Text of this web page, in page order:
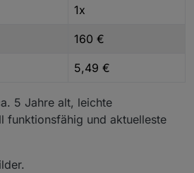
1x
160 €
5,49 €
5 Jahre alt, leichte
funktionsfähig und aktuelleste